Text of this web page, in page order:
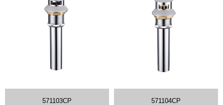
571103CP 571104CP